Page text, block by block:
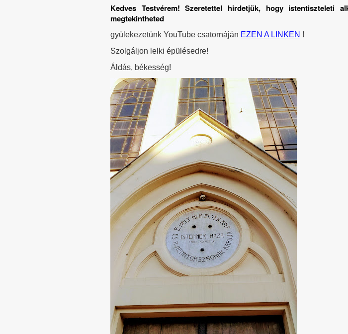
Kedves Testvérem! Szeretettel hirdetjük, hogy istentiszteleti
megtekintheted
gyülekezetünk YouTube csatornáján EZEN A LINKEN !
Szolgáljon lelki épülésedre!
Áldás, békesség!